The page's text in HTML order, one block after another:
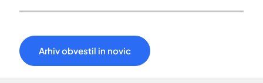
Arhiv obvestil in novic